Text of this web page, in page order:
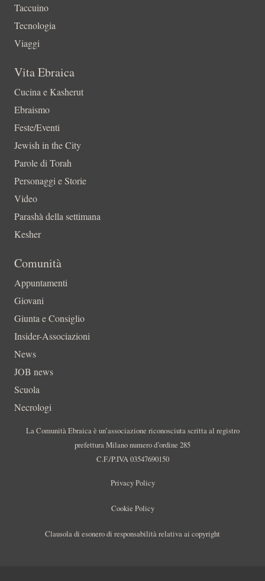
Taccuino
Tecnologia
Viaggi
Vita Ebraica
Cucina e Kasherut
Ebraismo
Feste/Eventi
Jewish in the City
Parole di Torah
Personaggi e Storie
Video
Parashà della settimana
Kesher
Comunità
Appuntamenti
Giovani
Giunta e Consiglio
Insider-Associazioni
News
JOB news
Scuola
Necrologi
La Comunità Ebraica è un’associazione riconosciuta scritta al registro
prefettura Milano numero d’ordine 285
C.F./P.IVA 03547690150
Privacy Policy
Cookie Policy
Clausola di esonero di responsabilità relativa ai copyright